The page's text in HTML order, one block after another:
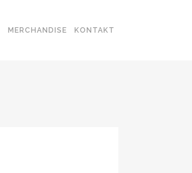
MERCHANDISE KONTAKT